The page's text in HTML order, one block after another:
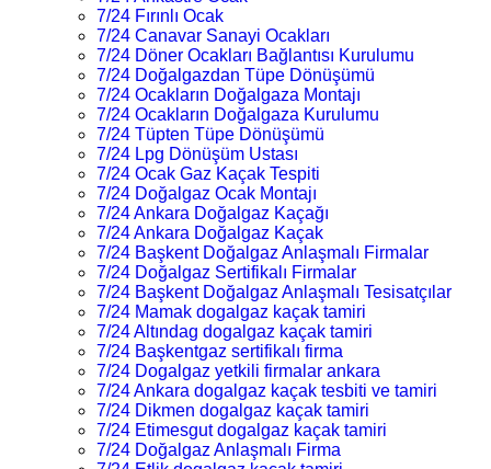
7/24 Fırınlı Ocak
7/24 Canavar Sanayi Ocakları
7/24 Döner Ocakları Bağlantısı Kurulumu
7/24 Doğalgazdan Tüpe Dönüşümü
7/24 Ocakların Doğalgaza Montajı
7/24 Ocakların Doğalgaza Kurulumu
7/24 Tüpten Tüpe Dönüşümü
7/24 Lpg Dönüşüm Ustası
7/24 Ocak Gaz Kaçak Tespiti
7/24 Doğalgaz Ocak Montajı
7/24 Ankara Doğalgaz Kaçağı
7/24 Ankara Doğalgaz Kaçak
7/24 Başkent Doğalgaz Anlaşmalı Firmalar
7/24 Doğalgaz Sertifikalı Firmalar
7/24 Başkent Doğalgaz Anlaşmalı Tesisatçılar
7/24 Mamak dogalgaz kaçak tamiri
7/24 Altındag dogalgaz kaçak tamiri
7/24 Başkentgaz sertifikalı firma
7/24 Dogalgaz yetkili firmalar ankara
7/24 Ankara dogalgaz kaçak tesbiti ve tamiri
7/24 Dikmen dogalgaz kaçak tamiri
7/24 Etimesgut dogalgaz kaçak tamiri
7/24 Doğalgaz Anlaşmalı Firma